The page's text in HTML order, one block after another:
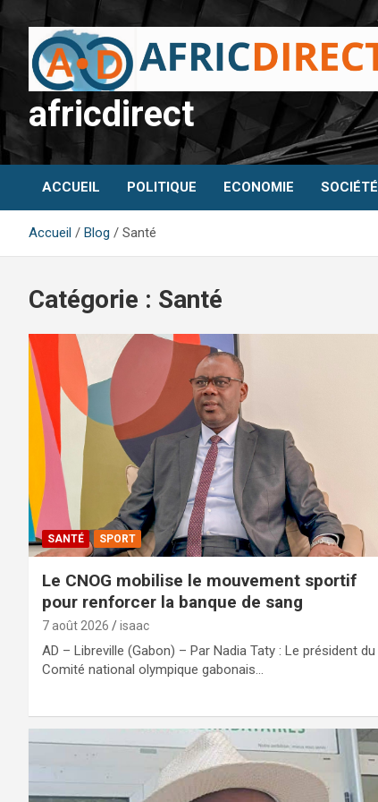
Aller
contenu
africdirect
ACCUEIL POLITIQUE ECONOMIE SOCIÉTÉ
Accueil Blog Santé
Catégorie : Santé
SANTÉ SPORT
Le CNOG mobilise le mouvement sportif
pour renforcer la banque de sang
7 août 2026 isaac
AD – Libreville (Gabon) – Par Nadia Taty : Le président du
Comité national olympique gabonais…